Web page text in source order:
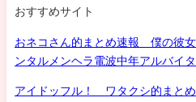
おすすめサイト
おネコさん的まとめ速報 僕の彼
ンタルメンヘラ電波中年アルバイ
アイドッフル！ ワタクシ的まと